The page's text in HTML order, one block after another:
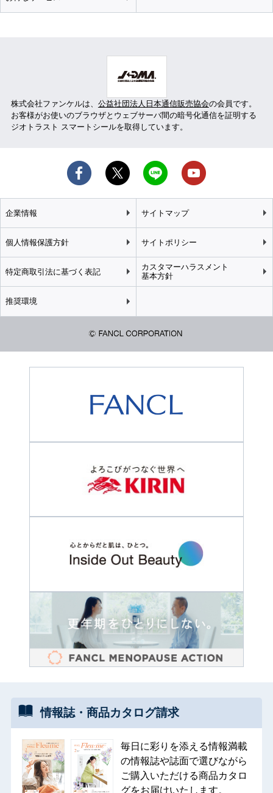
株式会社ファンケルは、 公益社団法人日本通信販売協会の会員です。
お客様がお使いのブラウザとウェブサーバ間の暗号化通信を証明する
ジオトラスト スマートシールを取得しています。
企業情報 サイトマップ
個人情報保護方針 サイトポリシー
特定商取引法に基づく表記
カスタマーハラスメント
基本方針
推奨環境
情報誌・ 商品カタログ請求
毎日に彩りを添える情報満載
の情報誌や誌面で選びながら
ご購入いただける商品カタロ
グをお届けいたします。